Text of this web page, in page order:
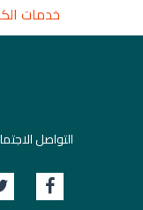
خدمات
التواصل